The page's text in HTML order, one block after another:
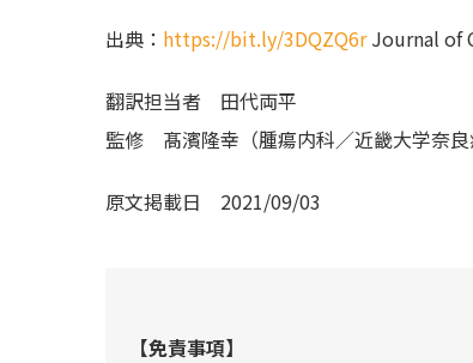
出典： https://bit.ly/3DQZQ6rJournal of
翻訳担当者 田代両平
監修 髙濱隆幸（腫瘍内科／近畿大学奈良
原文掲載日 2021/09/03
【免責事項】